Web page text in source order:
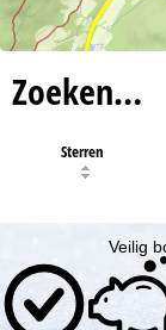
Zoeken…
Sterren
Veilig